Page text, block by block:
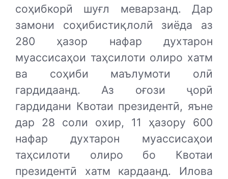
соҳибкорӣ шуғл меварзанд. Дар
замони соҳибистиқлолӣ зиёда аз
280 ҳазор нафар духтарон
муассисаҳои таҳсилоти олиро хатм
ва соҳиби маълумоти олӣ
гардидаанд. Аз оғози ҷорӣ
гардидани Квотаи президентӣ, яъне
дар 28 соли охир, 11 ҳазору 600
нафар духтарон муассисаҳои
таҳсилоти олиро бо Квотаи
президентӣ хатм кардаанд. Илова